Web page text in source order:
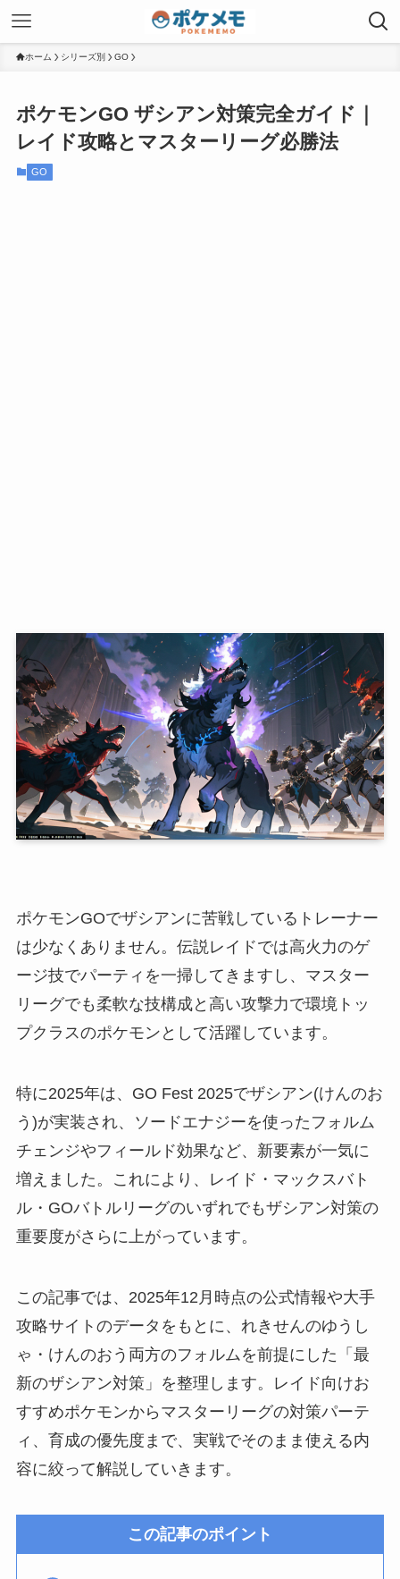
ホーム シリーズ別 GO
ポケモンGO ザシアン対策完全ガイド｜
レイド攻略とマスターリーグ必勝法
GO
ポケモンGOでザシアンに苦戦しているトレーナー
は少なくありません。伝説レイドでは高火力のゲ
ージ技でパーティを一掃してきますし、マスター
リーグでも柔軟な技構成と高い攻撃力で環境トッ
プクラスのポケモンとして活躍しています。
特に2025年は、GO Fest 2025でザシアン(けんのお
う)が実装され、ソードエナジーを使ったフォルム
チェンジやフィールド効果など、新要素が一気に
増えました。これにより、レイド・マックスバト
ル・GOバトルリーグのいずれでもザシアン対策の
重要度がさらに上がっています。
この記事では、2025年12月時点の公式情報や大手
攻略サイトのデータをもとに、れきせんのゆうし
ゃ・けんのおう両方のフォルムを前提にした「最
新のザシアン対策」を整理します。レイド向けお
すすめポケモンからマスターリーグの対策パーテ
ィ、育成の優先度まで、実戦でそのまま使える内
容に絞って解説していきます。
この記事のポイント